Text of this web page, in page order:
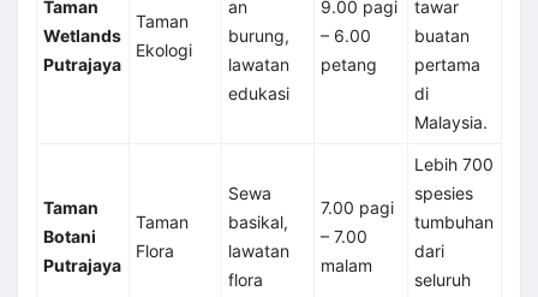
Taman
Wetlands
Putrajaya
Taman
Ekologi
an
burung,
lawatan
edukasi
9.00 pagi
– 6.00
petang
tawar
buatan
pertama
di
Malaysia.
Taman
Botani
Putrajaya
Taman
Flora
Sewa
basikal,
lawatan
flora
7.00 pagi
– 7.00
malam
Lebih 700
spesies
tumbuhan
dari
seluruh